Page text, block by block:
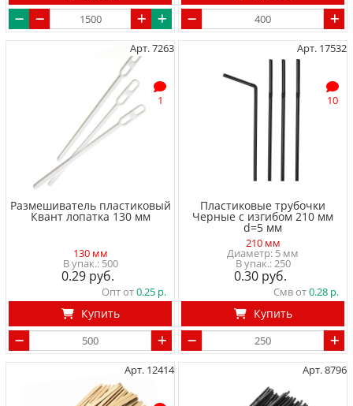
Арт. 7263
1
Размешиватель пластиковый
Квант лопатка 130 мм
130 мм
500
0.29
Опт от0.25
Купить
Арт. 17532
10
Пластиковые трубочки
Черные с изгибом 210 мм
d=5 мм
210 мм
Диаметр: 5 мм
250
0.30
Смв от0.28
Купить
Арт. 12414 Арт. 8796